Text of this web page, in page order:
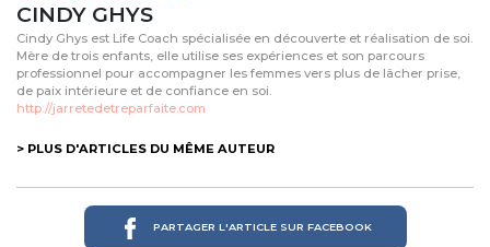
CINDY GHYS
Cindy Ghys est Life Coach spécialisée en découverte et réalisation de soi.
Mère de trois enfants, elle utilise ses expériences et son parcours
professionnel pour accompagner les femmes vers plus de lâcher prise,
de paix intérieure et de confiance en soi.
http://jarretedetreparfaite.com
> PLUS D'ARTICLES DU MÊME AUTEUR
PARTAGER L'ARTICLE SUR FACEBOOK